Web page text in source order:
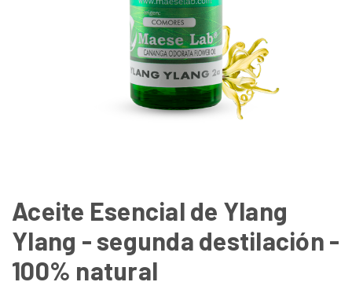
Aceite Esencial de Ylang
Ylang - segunda destilación -
100% natural